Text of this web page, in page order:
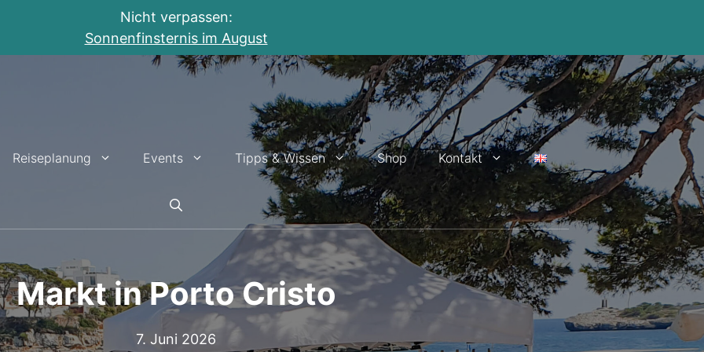
Nicht verpassen:
Sonnenfinsternis im August
Reiseplanung Events Tipps & Wissen Shop Kontakt
Markt in Porto Cristo
7. Juni 2026